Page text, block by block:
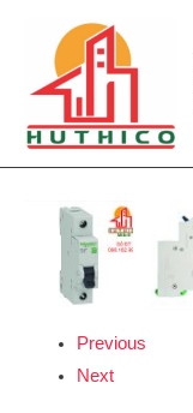
Previous
Next